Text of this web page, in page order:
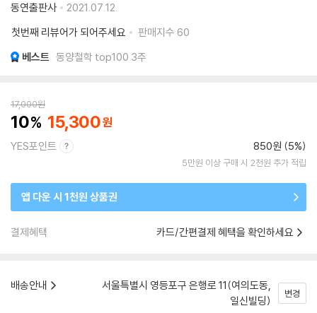
동연출판사
2021.07.12.
첫번째 리뷰어가 되어주세요
판매지수 60
베스트 동양철학 top100 3주
17,000원
10 15,300
YES포인트 850원 (5%)
5만원 이상 구매 시 2천원 추가 적립
앱 다운 시 1천원 상품권
결제혜택 카드/간편결제 혜택을 확인하세요
배송안내
서울특별시 영등포구 은행로 11(여의도동,
일신빌딩)
변경